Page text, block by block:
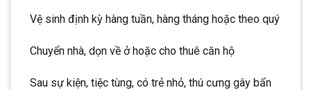
Vệ sinh định kỳ hàng tuần, hàng tháng hoặc theo quý
Chuyển nhà, dọn về ở hoặc cho thuê căn hộ
Sau sự kiện, tiệc tùng, có trẻ nhỏ, thú cưng gây bẩn